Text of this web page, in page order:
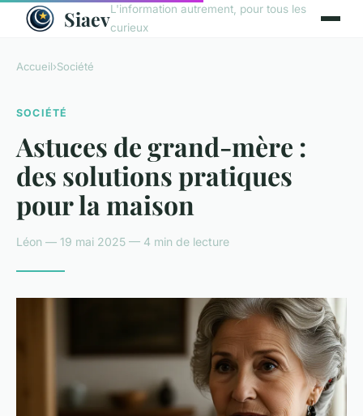
SiaevL'information autrement, pour tous les
curieux
Accueil›Société
SOCIÉTÉ
Astuces de grand-mère :
des solutions pratiques
pour la maison
Léon — 19 mai 2025 — 4 min de lecture